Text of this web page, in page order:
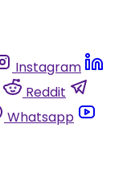
Instagram
Reddit
Whatsapp